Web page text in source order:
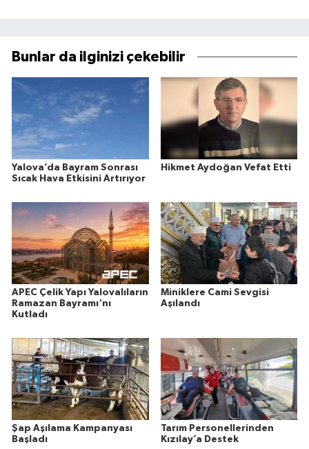
Bunlar da ilginizi çekebilir
Yalova’da Bayram Sonrası
Sıcak Hava Etkisini Artırıyor
Hikmet Aydoğan Vefat Etti
APEC Çelik Yapı Yalovalıların
Ramazan Bayramı'nı
Kutladı
Miniklere Cami Sevgisi
Aşılandı
Şap Aşılama Kampanyası
Başladı
Tarım Personellerinden
Kızılay’a Destek